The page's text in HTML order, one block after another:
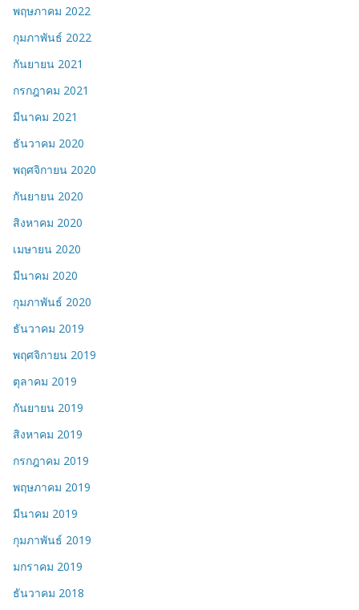
พฤษภาคม 2022
กุมภาพันธ์ 2022
กันยายน 2021
กรกฎาคม 2021
มีนาคม 2021
ธันวาคม 2020
พฤศจิกายน 2020
กันยายน 2020
สิงหาคม 2020
เมษายน 2020
มีนาคม 2020
กุมภาพันธ์ 2020
ธันวาคม 2019
พฤศจิกายน 2019
ตุลาคม 2019
กันยายน 2019
สิงหาคม 2019
กรกฎาคม 2019
พฤษภาคม 2019
มีนาคม 2019
กุมภาพันธ์ 2019
มกราคม 2019
ธันวาคม 2018